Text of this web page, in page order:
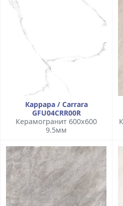
Каррара / Carrara
GFU04CRR00R
Керамогранит 600x600
9.5мм